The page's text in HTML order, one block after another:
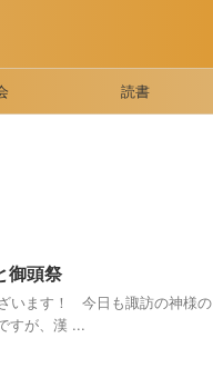
読書
御頭祭
います！ 今日も諏訪の神様の
すが、漢 ...